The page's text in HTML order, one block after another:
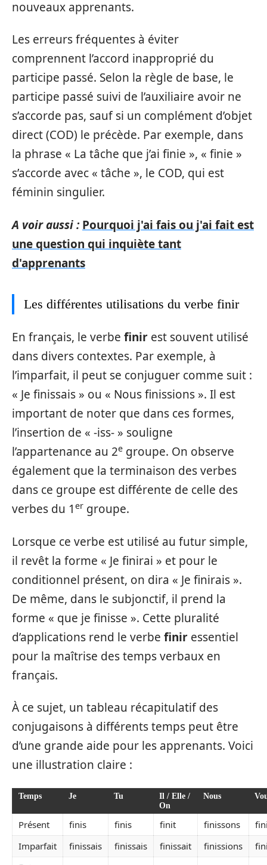
nouveaux apprenants.
Les erreurs fréquentes à éviter
comprennent l’accord inapproprié du
participe passé. Selon la règle de base, le
participe passé suivi de l’auxiliaire avoir ne
s’accorde pas, sauf si un complément d’objet
direct (COD) le précède. Par exemple, dans
la phrase « La tâche que j’ai finie », « finie »
s’accorde avec « tâche », le COD, qui est
féminin singulier.
A voir aussi : Pourquoi j'ai fais ou j'ai fait est
une question qui inquiète tant
d'apprenants
Les différentes utilisations du verbe finir
En français, le verbe finir est souvent utilisé
dans divers contextes. Par exemple, à
l’imparfait, il peut se conjuguer comme suit :
« Je finissais » ou « Nous finissions ». Il est
important de noter que dans ces formes,
l’insertion de « -iss- » souligne
l’appartenance au 2e groupe. On observe
également que la terminaison des verbes
dans ce groupe est différente de celle des
verbes du 1 er groupe.
Lorsque ce verbe est utilisé au futur simple,
il revêt la forme « Je finirai » et pour le
conditionnel présent, on dira « Je finirais ».
De même, dans le subjonctif, il prend la
forme « que je finisse ». Cette pluralité
d’applications rend le verbe finir essentiel
pour la maîtrise des temps verbaux en
français.
À ce sujet, un tableau récapitulatif des
conjugaisons à différents temps peut être
d’une grande aide pour les apprenants. Voici
une illustration claire :
Temps Je Tu
Il / Elle /
On
Nous
Présent finis finis finit finissons
Imparfait
finissais finissais finissait finissions